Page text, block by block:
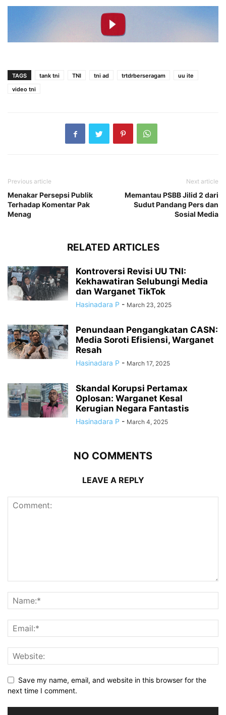
TAGS tank tni TNI tni ad trtdrberseragam
uu ite
video tni
Previous article
Menakar Persepsi Publik
Terhadap Komentar Pak
Menag
Next article
Memantau PSBB Jilid 2 dari
Sudut Pandang Pers dan
Sosial Media
RELATED ARTICLES
Kontroversi Revisi UU TNI:
Kekhawatiran Selubungi Media
dan Warganet TikTok
Hasinadara P - March 23, 2025
Penundaan Pengangkatan CASN:
Media Soroti Efisiensi, Warganet
Resah
Hasinadara P - March 17, 2025
Skandal Korupsi Pertamax
Oplosan: Warganet Kesal
Kerugian Negara Fantastis
Hasinadara P - March 4, 2025
NO COMMENTS
LEAVE A REPLY
Save my name, email, and website in this browser for the
next time I comment.